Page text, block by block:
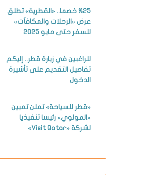
%25 خصما.. «القطرية» تطلق
عرض «الرحلات والمكافآت»
للسفر حتى مايو 2025
للراغبين في زيارة قطر.. إليكم
تفاصيل التقديم على تأشيرة
الدخول
«قطر للسياحة» تعلن تعيين
«المولوي» رئيسا تنفيذيا
لشركة «Visit Qatar»